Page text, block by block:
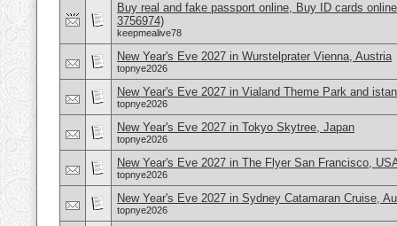
Buy real and fake passport online, Buy ID cards
3756974)
keepmealive78
New Year's Eve 2027 in Wurstelprater Vienna, Austria
topnye2026
New Year's Eve 2027 in Vialand Theme Park and
topnye2026
New Year's Eve 2027 in Tokyo Skytree, Japan
topnye2026
New Year's Eve 2027 in The Flyer San Francisco,
topnye2026
New Year's Eve 2027 in Sydney Catamaran Cruise,
topnye2026